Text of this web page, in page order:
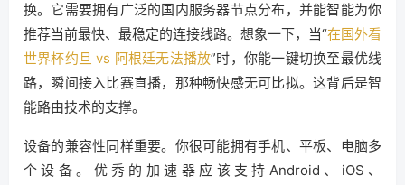
换。它需要拥有广泛的国内服务器节点分布，并能智能为你
推荐当前最快、最稳定的连接线路。想象一下，当“在国外看
世界杯约旦 vs 阿根廷无法播放”时，你能一键切换至最优线
路，瞬间接入比赛直播，那种畅快感无可比拟。这背后是智
能路由技术的支撑。
设备的兼容性同样重要。你很可能拥有手机、平板、电脑多
个设备。优秀的加速器应该支持Android、iOS、